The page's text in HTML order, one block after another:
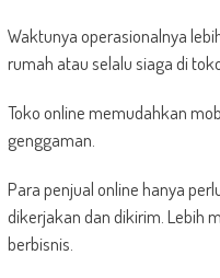
Waktunya operasionalnya
rumah atau selalu siaga di
Toko online memudahkan
genggaman.
Para penjual online hanya
dikerjakan dan dikirim. Lebih
berbisnis.